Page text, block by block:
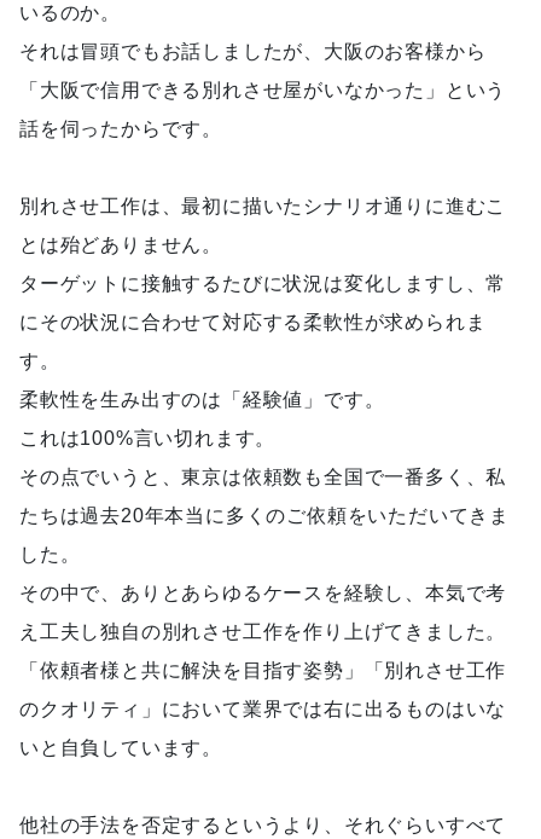
いるのか。
それは冒頭でもお話しましたが、大阪のお客様から
「大阪で信用できる別れさせ屋がいなかった」という
話を伺ったからです。
別れさせ工作は、最初に描いたシナリオ通りに進むこ
とは殆どありません。
ターゲットに接触するたびに状況は変化しますし、常
にその状況に合わせて対応する柔軟性が求められま
す。
柔軟性を生み出すのは「経験値」です。
これは100%言い切れます。
その点でいうと、東京は依頼数も全国で一番多く、私
たちは過去20年本当に多くのご依頼をいただいてきま
した。
その中で、ありとあらゆるケースを経験し、本気で考
え工夫し独自の別れさせ工作を作り上げてきました。
「依頼者様と共に解決を目指す姿勢」「別れさせ工作
のクオリティ」において業界では右に出るものはいな
いと自負しています。
他社の手法を否定するというより、それぐらいすべて